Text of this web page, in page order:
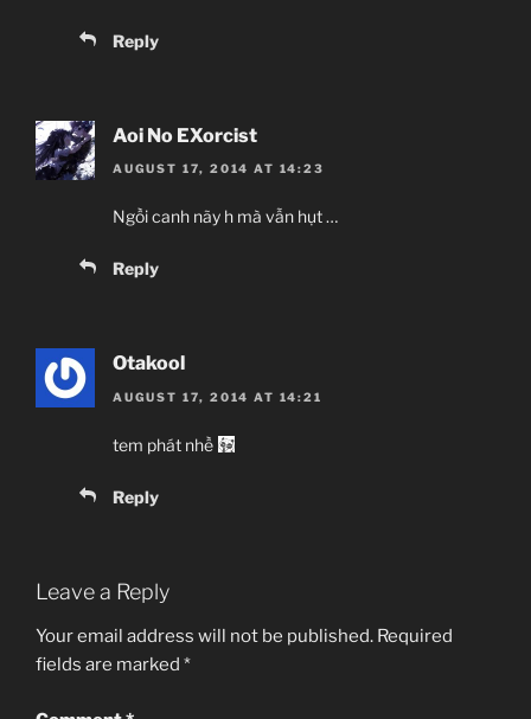
Reply
Aoi No EXorcist
AUGUST 17, 2014 AT 14:23
Ngồi canh nãy h mà vẫn hụt …
Reply
Otakool
AUGUST 17, 2014 AT 14:21
tem phát nhề
Reply
Leave a Reply
Your email address will not be published. Required
fields are marked *